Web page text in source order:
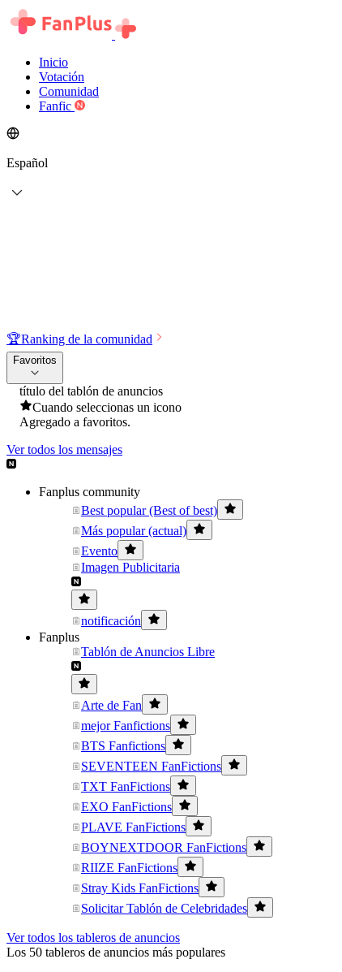
Inicio
Votación
Comunidad
Fanfic
Español
🏆Ranking de la comunidad
Favoritos
título del tablón de anuncios
Cuando seleccionas un icono
Agregado a favoritos.
Ver todos los mensajes
Fanplus community
Best popular (Best of best)
Más popular (actual)
Evento
Imagen Publicitaria
notificación
Fanplus
Tablón de Anuncios Libre
Arte de Fan
mejor Fanfictions
BTS Fanfictions
SEVENTEEN FanFictions
TXT FanFictions
EXO FanFictions
PLAVE FanFictions
BOYNEXTDOOR FanFictions
RIIZE FanFictions
Stray Kids FanFictions
Solicitar Tablón de Celebridades
Ver todos los tableros de anuncios
Los 50 tableros de anuncios más populares